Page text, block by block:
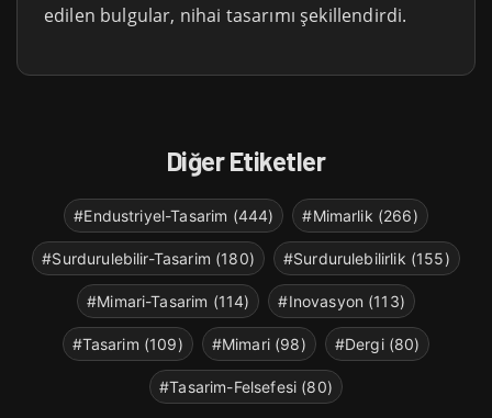
edilen bulgular, nihai tasarımı şekillendirdi.
Diğer Etiketler
#Endustriyel-Tasarim (444) #Mimarlik (266)
#Surdurulebilir-Tasarim (180) #Surdurulebilirlik (155)
#Mimari-Tasarim (114) #Inovasyon (113)
#Tasarim (109) #Mimari (98) #Dergi (80)
#Tasarim-Felsefesi (80)